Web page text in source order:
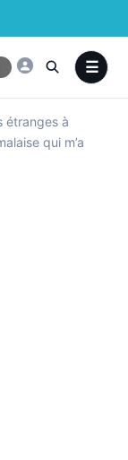
étranges à
qui m’a